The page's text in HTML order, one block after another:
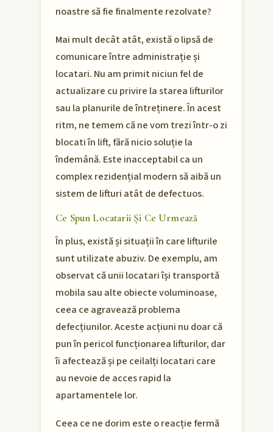
noastre să fie finalmente rezolvate?
Mai mult decât atât, există o lipsă de
comunicare între administrație și
locatari. Nu am primit niciun fel de
actualizare cu privire la starea lifturilor
sau la planurile de întreținere. În acest
ritm, ne temem că ne vom trezi într-o zi
blocati în lift, fără nicio soluție la
îndemână. Este inacceptabil ca un
complex rezidențial modern să aibă un
sistem de lifturi atât de defectuos.
Ce Spun Locatarii Și Ce Urmează
În plus, există și situații în care lifturile
sunt utilizate abuziv. De exemplu, am
observat că unii locatari își transportă
mobila sau alte obiecte voluminoase,
ceea ce agravează problema
defecțiunilor. Aceste acțiuni nu doar că
pun în pericol funcționarea lifturilor, dar
îi afectează și pe ceilalți locatari care
au nevoie de acces rapid la
apartamentele lor.
Ceea ce ne dorim este o reacție fermă